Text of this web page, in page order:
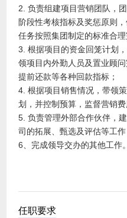
2. 负责组建项目营销团队，
阶段性考核指标及奖惩原则
任务按照集团制定的标准合理
3. 根据项目的资金回笼计划
领项目内外勤人员及置业顾
提前还款等各种回款指标；
4. 根据项目销售情况，带领
划，并控制预算，监督营销
5. 负责管理外部合作伙伴，
司的拓展、甄选及评估等工作
6、完成领导交办的其他工作。
任职要求